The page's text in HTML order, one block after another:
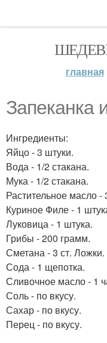
главная
Запеканка
Ингредиенты:
Яйцо - 3 штуки.
Вода - 1/2 стакана.
Мука - 1/2 стакана.
Растительное масло -
Куриное Филе - 1
Луковица - 1 штука.
Грибы - 200 грамм.
Сметана - 3 ст. Ложки.
Сода - 1 щепотка.
Сливочное масло - 1
Соль - по вкусу.
Сахар - по вкусу.
Перец - по вкусу.